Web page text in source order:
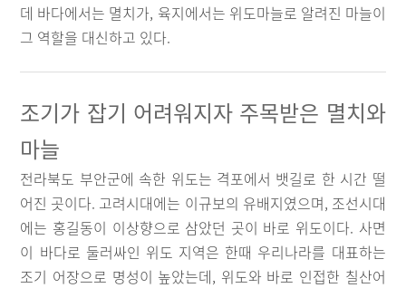
데 바다에서는 멸치가, 육지에서는 위도마늘로 알려진 마늘이
그 역할을 대신하고 있다.
조기가 잡기 어려워지자 주목받은 멸치와
마늘
전라북도 부안군에 속한 위도는 격포에서 뱃길로 한 시간 떨
어진 곳이다. 고려시대에는 이규보의 유배지였으며, 조선시대
에는 홍길동이 이상향으로 삼았던 곳이 바로 위도이다. 사면
이 바다로 둘러싸인 위도 지역은 한때 우리나라를 대표하는
조기 어장으로 명성이 높았는데, 위도와 바로 인접한 칠산어